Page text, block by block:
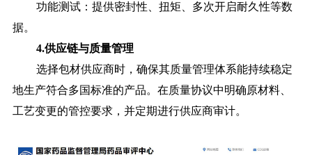
功能测试：提供密封性、扭矩、多次开启耐久性等数
据。
4.供应链与质量管理
选择包材供应商时，确保其质量管理体系能持续稳定
地生产符合多国标准的产品。在质量协议中明确原材料、
工艺变更的管控要求，并定期进行供应商审计。